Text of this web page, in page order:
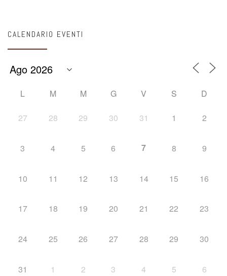
CALENDARIO EVENTI
L M M G V S D
27 28 29 30 31 1 2
3 4 5 6 7 8 9
10 11 12 13 14 15 16
17 18 19 20 21 22 23
24 25 26 27 28 29 30
31 1 2 3 4 5 6